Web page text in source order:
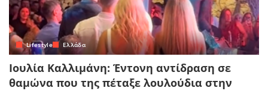
Lifestyle Ελλάδα
Ιουλία Καλλιμάνη: Έντονη αντίδραση σε
θαμώνα που της πέταξε λουλούδια στην